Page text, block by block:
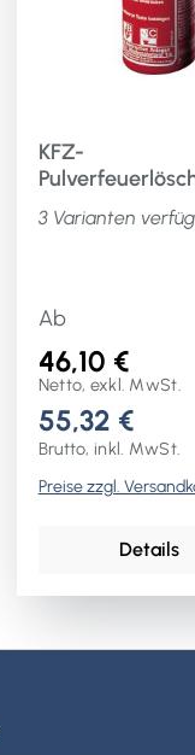
der Verpackung
beachten! GS
Zertifizierungs-Nr.
0000042669 ·
Maße auf Anfrage
Eigenschaften:·
mehrfach
KFZ-
GLORIA 39534
3 Varianten
Ab
46,10 €
Netto, exkl. MwSt.
55,32 €
Brutto, inkl. MwSt.
Preise zzgl.
Details